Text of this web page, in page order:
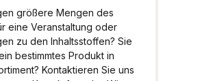
größere Mengen des
eine Veranstaltung oder
zu den Inhaltsstoffen? Sie
bestimmtes Produkt in
Kontaktieren Sie uns